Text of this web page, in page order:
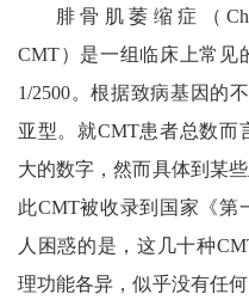
腓骨肌萎缩症（
CMT）是一组临床上常见
1/2500。根据致病基因的
亚型。就CMT患者总数而
大的数字，然而具体到某
此CMT被收录到国家《第
人困惑的是，这几十种
理功能各异，似乎没有任